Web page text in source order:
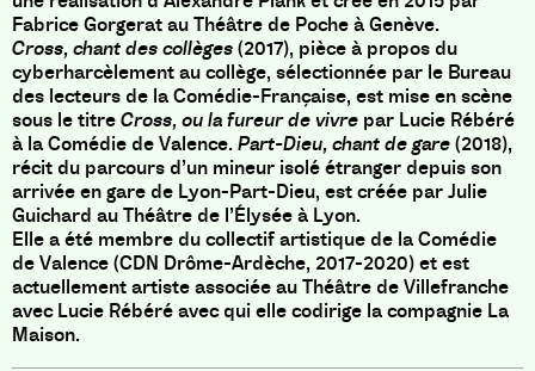
Fabrice Gorgerat au Théâtre de Poche à Genève.
Cross, chant des collèges(2017), pièce à propos du
cyberharcèlement au collège, sélectionnée par le Bureau
des lecteurs de la Comédie-Française, est mise en scène
sous le titreCross, ou la fureur de vivre par Lucie Rébéré
à la Comédie de Valence.Part-Dieu, chant de gare(2018),
récit du parcours d’un mineur isolé étranger depuis son
arrivée en gare de Lyon-Part-Dieu, est créée par Julie
Guichard au Théâtre de l’Élysée à Lyon.
Elle a été membre du collectif artistique de la Comédie
de Valence (CDN Drôme-Ardèche, 2017-2020) et est
actuellement artiste associée au Théâtre de Villefranche
avec Lucie Rébéré avec qui elle codirige la compagnie La
Maison.